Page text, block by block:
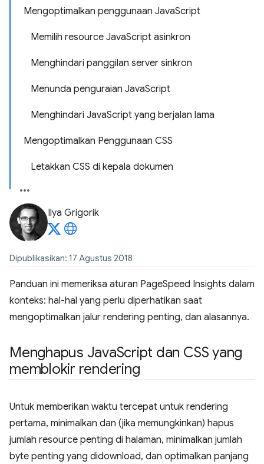
Mengoptimalkan penggunaan JavaScript
Memilih resource JavaScript asinkron
Menghindari panggilan server sinkron
Menunda penguraian JavaScript
Menghindari JavaScript yang berjalan lama
Mengoptimalkan Penggunaan CSS
Letakkan CSS di kepala dokumen
Ilya Grigorik
Dipublikasikan: 17 Agustus 2018
Panduan ini memeriksa aturan PageSpeed Insights dalam
konteks: hal-hal yang perlu diperhatikan saat
mengoptimalkan jalur rendering penting, dan alasannya.
Menghapus JavaScript dan CSS yang
memblokir rendering
Untuk memberikan waktu tercepat untuk rendering
pertama, minimalkan dan (jika memungkinkan) hapus
jumlah resource penting di halaman, minimalkan jumlah
byte penting yang didownload, dan optimalkan panjang